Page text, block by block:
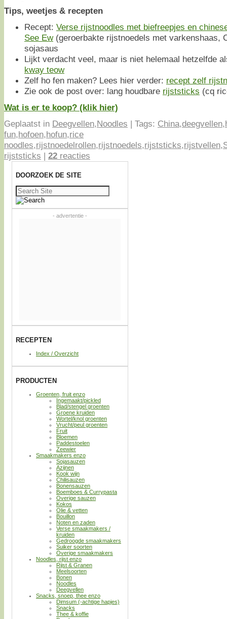
Tips, weetjes & recepten
Recept: Verse rijstnoodles met biefreepjes en
See Ew(geroerbakte rijstnoedels met varkenshaas,
sojasaus
Lijkt verdacht veel, maar is niet helemaal hetzelfde
kway teow
Zelf ho fen maken? Lees hier verder: recept zelf
Zie ook de post over: lang houdbare rijststicks (cq
Wat is er te koop? (klik hier)
Geplaatst in Deegvellen,Noodles | Tags: China,deegvellen,
fun,hofoen,hofun,rice
noodles,rijstnoedelrollen,rijstnoedels,rijststicks,rijstvellen,
rijststicks | 22 reacties
DOORZOEK DE SITE
Zoeken
naar:
- advertentie -
RECEPTEN
Index / Overzicht
PRODUCTEN
Groenten, fruit enzo
Ingemaakt/pickled
Blad/stengel groenten
Groene kruiden
Wortel/knol groenten
Vrucht/peul groenten
Fruit
Bloemen
Paddestoelen
Zeewier
Smaakmakers enzo
Sojasauzen
Azijnen
Kook wijn
Chilisauzen
Bonensauzen
Boemboes & Currypasta
Overige sauzen
Kokos
Olie & vetten
Bouillon
Noten en zaden
Verse smaakmakers /
kruiden
Gedroogde smaakmakers
Suiker soorten
Overige smaakmakers
Noodles, rijst enzo
Rijst & Granen
Meelsoorten
Bonen
Noodles
Deegvellen
Snacks, snoep, thee enzo
Dimsum (-achtige hapjes)
Snacks
Thee & koffie